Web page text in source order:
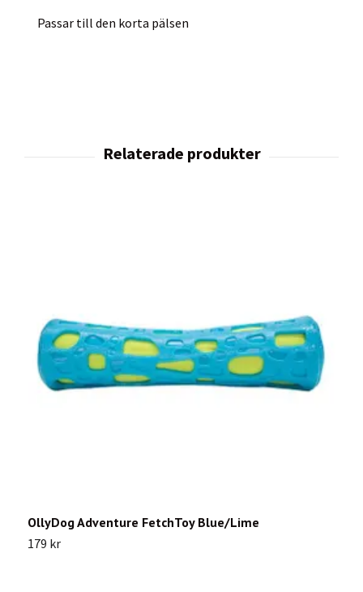
Passar till den korta pälsen
OllyDog Adventure FetchToy Blue/Lime
179 kr